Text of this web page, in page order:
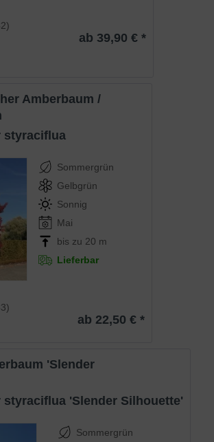
)
ab 39,90 € *
styraciflua
Sommergrün
Gelbgrün
Sonnig
Mai
bis zu 20 m
Lieferbar
)
ab 22,50 € *
styraciflua 'Slender Silhouette'
Sommergrün